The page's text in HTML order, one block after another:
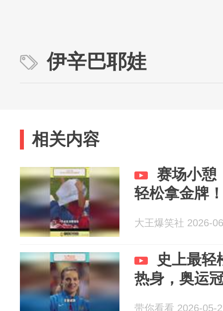
伊辛巴耶娃
相关内容
赛场小憩
轻松拿金牌
大王爆笑社 2026-
史上最轻
热身，奥运
带你看看 2026-05-